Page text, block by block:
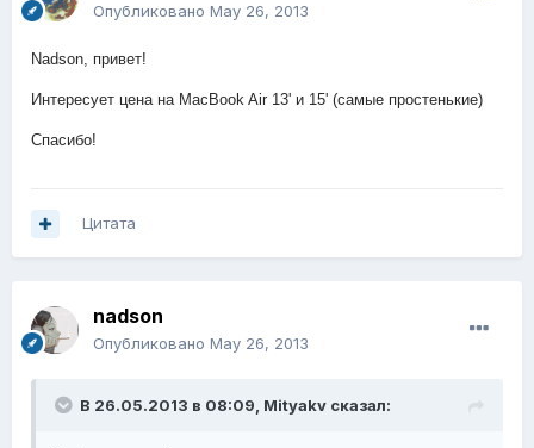
Опубликовано May 26, 2013
Nadson, привет!
Интересует цена на MacBook Air 13' и 15' (самые простенькие)
Спасибо!
Цитата
nadson
Опубликовано May 26, 2013
В 26.05.2013 в 08:09, Mityakv сказал: